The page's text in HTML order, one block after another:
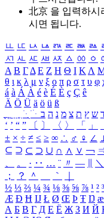
北京 을 입력하시
시면 됩니다.
ㅥ ㅦ ㅧ ㅨ ㅩ ㅪ ㅫ ㅬ
ㅺ ㅻ ㅼ ㅽ ㅾ ㅿ ㆀ ㆁ
Α Β ΓΔ Ε Ζ Η Θ Ι ΚΛ
θ ι κ λ μ ν ξ ο π ρ σ τ υ φ
á à Á À é è É È ç Ç ê
Ä Ö Ü ä ö ü ß
ִֶֹ ֻּ ׁׂ ד ש ץ ת צ מ נ ה ב
‘ ’ “ ” 〔 〕 〈 〉 「 」
± × ÷ ≠ ≤ ≥ ∞ ∴ ♂ ♀ ∠
⊆ ⊇ ⊂ ⊃ ∪ ∩ ∧ ∨ ￢
、
。 · ‥ … ¨ 〃 ― ＼
；
？ ＾ ｀
½ ⅓ ⅔ ¼ ¾ ⅛ ⅜ ⅝ ⅞ ¹ ² ³
Æ Ð Ħ Ĳ Ł Ø Œ Þ Ŧ Ŋ æ
А Б В Г Д Е Ё Ж З И Й